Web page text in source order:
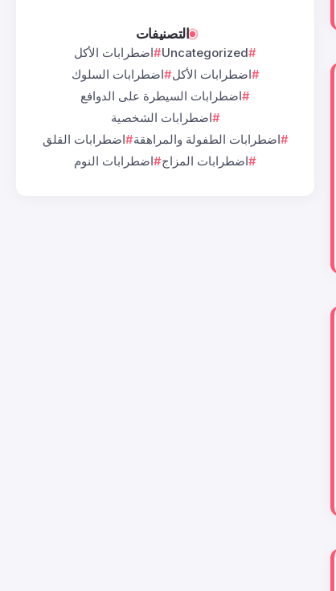
التصنيفات
Uncategorized اضطرابات الأكل
اضطرابات الأكل اضطرابات السلوك
اضطرابات السيطرة على الدوافع
اضطرابات الشخصية
اضطرابات الطفولة والمراهقة اضطرابات القلق
اضطرابات المزاج اضطرابات النوم